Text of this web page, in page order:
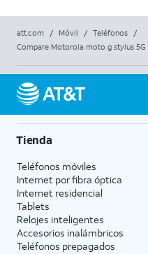
att.com / Móvil / Teléfonos
/
Compare Motorola moto g stylus 5G
Tienda
Teléfonos móviles
Internet por fibra óptica
Internet residencial
Tablets
Relojes inteligentes
Accesorios inalámbricos
Teléfonos prepagados